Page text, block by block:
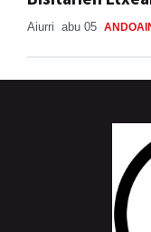
Aiurri abu 05